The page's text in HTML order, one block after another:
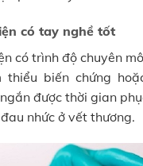
có tay nghề tốt
có trình độ chuyên
thiểu biến chứng
được thời gian
nhức ở vết thương.